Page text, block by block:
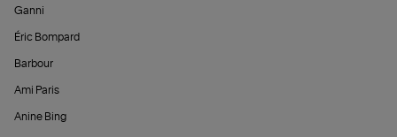
Ganni
Éric Bompard
Barbour
Ami Paris
Anine Bing